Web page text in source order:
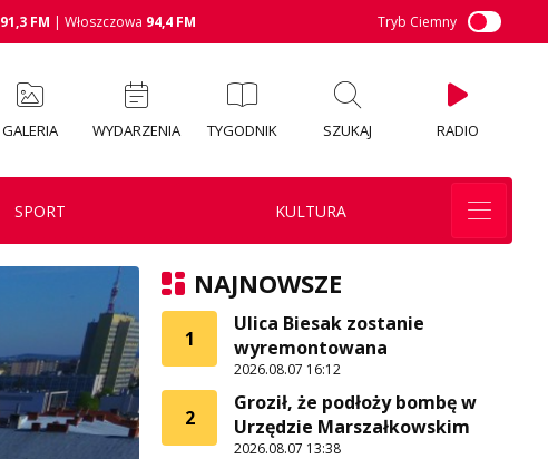
91,3 FM | Włoszczowa 94,4 FM Tryb Ciemny
GALERIA WYDARZENIA TYGODNIK SZUKAJ RADIO
SPORT KULTURA
NAJNOWSZE
1
Ulica Biesak zostanie
wyremontowana
2026.08.07 16:12
2
Groził, że podłoży bombę w
Urzędzie Marszałkowskim
2026.08.07 13:38